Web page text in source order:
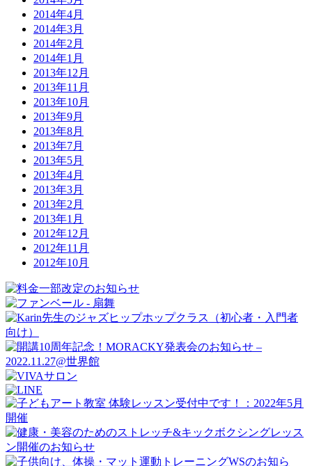
2014年4月
2014年3月
2014年2月
2014年1月
2013年12月
2013年11月
2013年10月
2013年9月
2013年8月
2013年7月
2013年5月
2013年4月
2013年3月
2013年2月
2013年1月
2012年12月
2012年11月
2012年10月